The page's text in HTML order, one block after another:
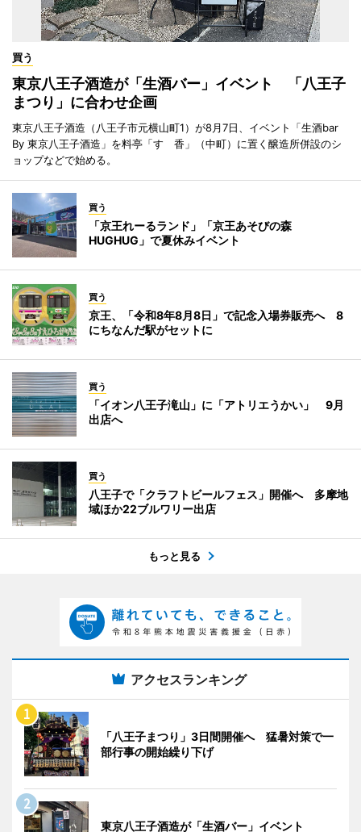
買う
東京八王子酒造が「生酒バー」イベント 「八王子
まつり」に合わせ企画
東京八王子酒造（八王子市元横山町1）が8月7日、イベント「生酒bar
By 東京八王子酒造」を料亭「すゞ香」（中町）に置く醸造所併設のシ
ョップなどで始める。
買う
「京王れーるランド」「京王あそびの森
HUGHUG」で夏休みイベント
買う
京王、「令和8年8月8日」で記念入場券販売へ 8
にちなんだ駅がセットに
買う
「イオン八王子滝山」に「アトリエうかい」 9月
出店へ
買う
八王子で「クラフトビールフェス」開催へ 多摩地
域ほか22ブルワリー出店
もっと見る
アクセスランキング
「八王子まつり」3日間開催へ 猛暑対策で一
部行事の開始繰り下げ
東京八王子酒造が「生酒バー」イベント